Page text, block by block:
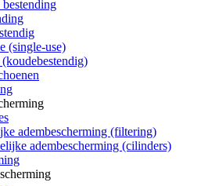
(single-use)
adembescherming (filtering)
adembescherming (cilinders)